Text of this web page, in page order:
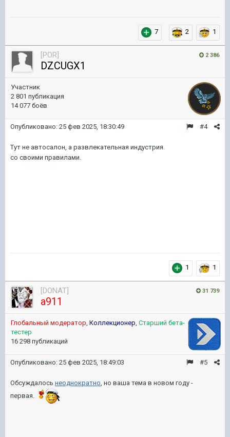
7 2 1
2 386
[POR]
DZCUGX1
Участник
2 801 публикация
14 077 боёв
#4
Опубликовано: 25 фев 2025, 18:30:49
Тут не автосалон, а развлекательная индустрия.
со своими правилами.
1 1
31 739
[DONAT]
a911
Глобальный модератор Коллекционер Старший бета-
тестер
16 298 публикаций
#5
Опубликовано: 25 фев 2025, 18:49:03
Обсуждалось неоднократно , но ваша тема в новом году -
первая.